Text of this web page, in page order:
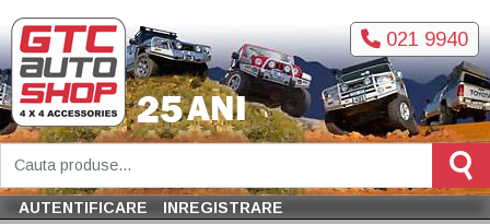
021 9940
AUTENTIFICARE INREGISTRARE